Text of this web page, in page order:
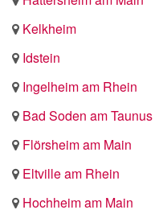
Kelkheim
Idstein
Ingelheim am Rhein
Bad Soden am Taunus
Flörsheim am Main
Eltville am Rhein
Hochheim am Main